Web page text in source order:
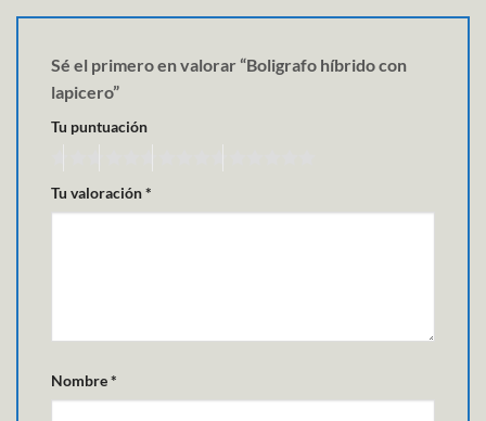
Sé el primero en valorar “Boligrafo híbrido con
lapicero”
Tu puntuación
Tu valoración*
Nombre*